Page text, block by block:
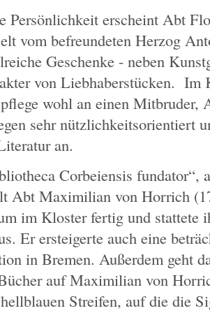
erscheint Abt
vom befreundeten Herzog
Geschenke - neben
von Liebhaberstücken. Im
wohl an einen Mitbruder,
sehr nützlichkeitsorientiert
an.
Corbeiensis fundator“,
Abt Maximilian von Horrich
im Kloster fertig und stattete
Er ersteigerte auch eine
in Bremen. Außerdem geht
auf Maximilian von
Streifen, auf die die